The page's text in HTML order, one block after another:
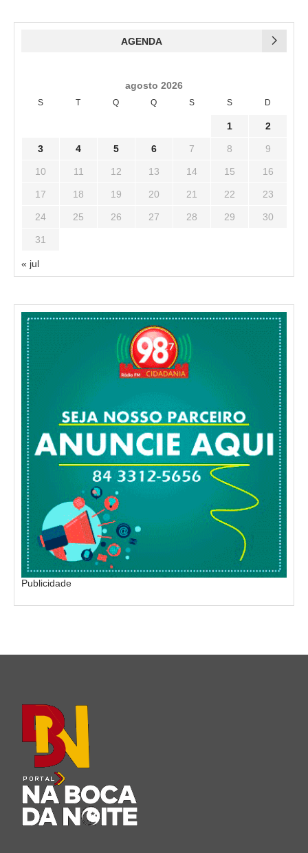
AGENDA
agosto 2026
S T Q Q S S D
1 2
3 4 5 6 7 8 9
10 11 12 13 14 15 16
17 18 19 20 21 22 23
24 25 26 27 28 29 30
31
« jul
Publicidade